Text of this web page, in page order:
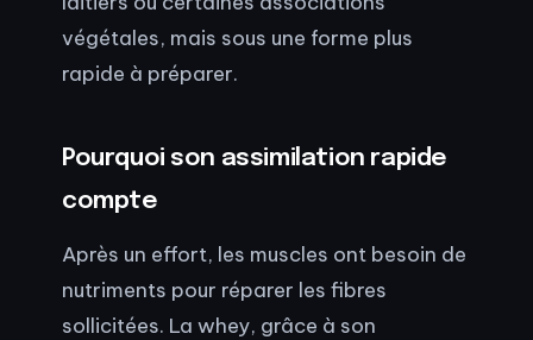
végétales, mais sous une forme plus
rapide à préparer.
Pourquoi son assimilation rapide
compte
Après un effort, les muscles ont besoin de
nutriments pour réparer les fibres
sollicitées. La whey, grâce à son